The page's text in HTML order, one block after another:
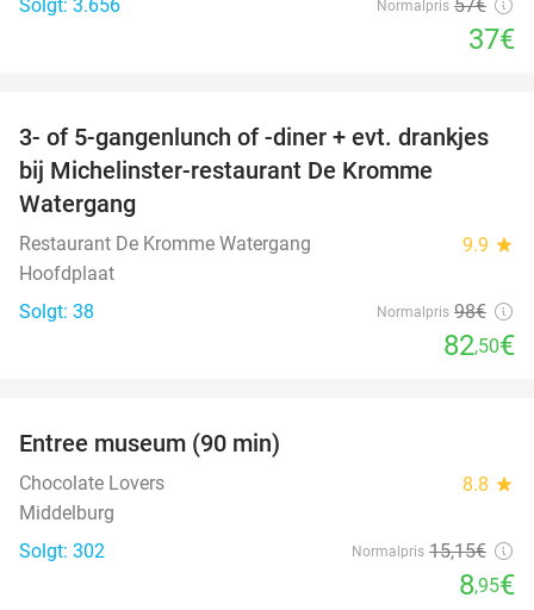
Solgt: 3.656
Normalpris 57€
37€
16%
3- of 5-gangenlunch of -diner + evt. drankjes
bij Michelinster-restaurant De Kromme
Watergang
Restaurant De Kromme Watergang 9.9 star
Hoofdplaat
Solgt: 38
Normalpris 98€
82,50€
Entree museum (90 min)
Chocolate Lovers 8.8 star
Middelburg
Solgt: 302
Normalpris 15,15€
8,95€